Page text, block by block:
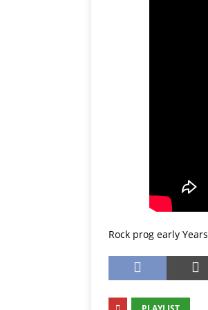
Rock prog early Years